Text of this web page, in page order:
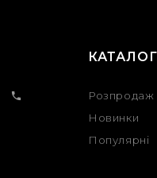

КАТАЛОГ
Розпродаж
Новинки
Популярні